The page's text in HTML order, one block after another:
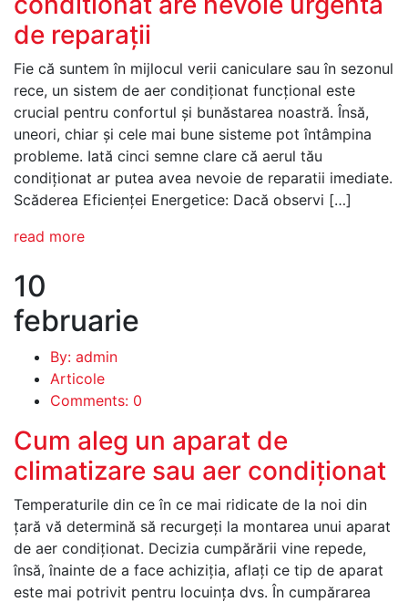
de reparații
Fie că suntem în mijlocul verii caniculare sau în sezonul
rece, un sistem de aer condiționat funcțional este
crucial pentru confortul și bunăstarea noastră. Însă,
uneori, chiar și cele mai bune sisteme pot întâmpina
probleme. Iată cinci semne clare că aerul tău
condiționat ar putea avea nevoie de reparatii imediate.
Scăderea Eficienței Energetice: Dacă observi […]
read more
10
februarie
By: admin
Articole
Comments: 0
Cum aleg un aparat de
climatizare sau aer condiționat
Temperaturile din ce în ce mai ridicate de la noi din
țară vă determină să recurgeţi la montarea unui aparat
de aer condiţionat. Decizia cumpărării vine repede,
însă, înainte de a face achiziţia, aflaţi ce tip de aparat
este mai potrivit pentru locuinţa dvs. În cumpărarea